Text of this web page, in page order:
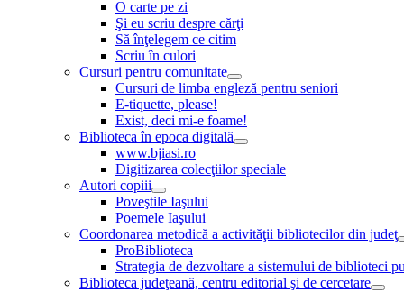
O carte pe zi
Şi eu scriu despre cărţi
Să înţelegem ce citim
Scriu în culori
Cursuri pentru comunitate
Cursuri de limba engleză pentru seniori
E-tiquette, please!
Exist, deci mi-e foame!
Biblioteca în epoca digitală
www.bjiasi.ro
Digitizarea colecţiilor speciale
Autori copiii
Poveştile Iaşului
Poemele Iaşului
Coordonarea metodică a activităţii bibliotecilor din judeţ
ProBiblioteca
Strategia de dezvoltare a sistemului de biblioteci
Biblioteca judeţeană, centru editorial şi de cercetare